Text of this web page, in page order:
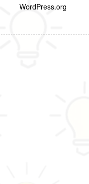
WordPress.org